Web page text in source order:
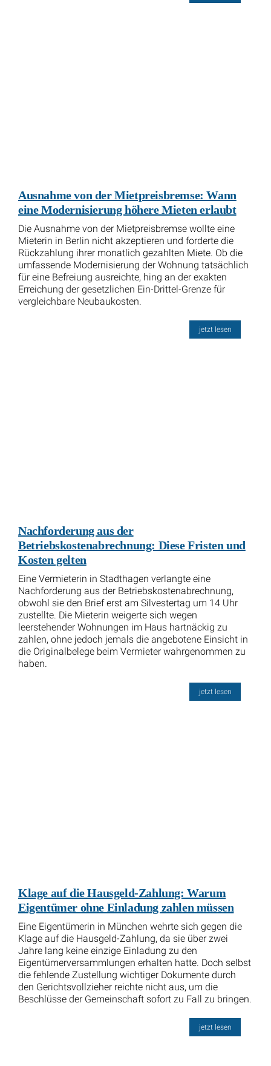
Ausnahme von der Mietpreisbremse: Wann
eine Modernisierung höhere Mieten erlaubt
Die Ausnahme von der Mietpreisbremse wollte eine
Mieterin in Berlin nicht akzeptieren und forderte die
Rückzahlung ihrer monatlich gezahlten Miete. Ob die
umfassende Modernisierung der Wohnung tatsächlich
für eine Befreiung ausreichte, hing an der exakten
Erreichung der gesetzlichen Ein-Drittel-Grenze für
vergleichbare Neubaukosten.
jetzt lesen
Nachforderung aus der
Betriebskostenabrechnung: Diese Fristen und
Kosten gelten
Eine Vermieterin in Stadthagen verlangte eine
Nachforderung aus der Betriebskostenabrechnung,
obwohl sie den Brief erst am Silvestertag um 14 Uhr
zustellte. Die Mieterin weigerte sich wegen
leerstehender Wohnungen im Haus hartnäckig zu
zahlen, ohne jedoch jemals die angebotene Einsicht in
die Originalbelege beim Vermieter wahrgenommen zu
haben.
jetzt lesen
Klage auf die Hausgeld-Zahlung: Warum
Eigentümer ohne Einladung zahlen müssen
Eine Eigentümerin in München wehrte sich gegen die
Klage auf die Hausgeld-Zahlung, da sie über zwei
Jahre lang keine einzige Einladung zu den
Eigentümerversammlungen erhalten hatte. Doch selbst
die fehlende Zustellung wichtiger Dokumente durch
den Gerichtsvollzieher reichte nicht aus, um die
Beschlüsse der Gemeinschaft sofort zu Fall zu bringen.
jetzt lesen